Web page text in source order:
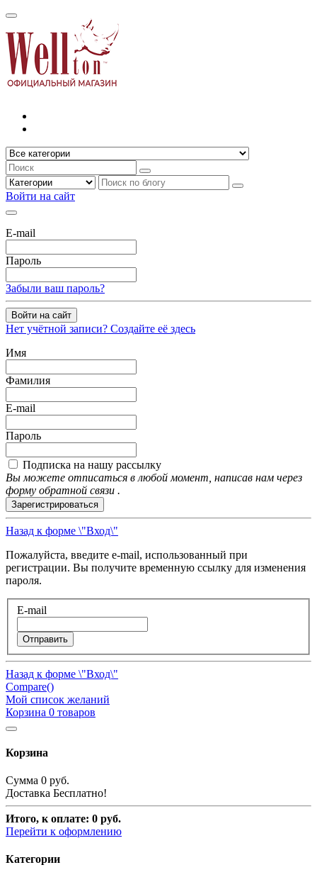
Войти на сайт
E-mail
Пароль
Забыли ваш пароль?
Войти на сайт
Нет учётной записи? Создайте её здесь
Имя
Фамилия
E-mail
Пароль
Подписка на нашу рассылку
Вы можете отписаться в любой момент, написав нам через
форму обратной связи .
Зарегистрироваться
Назад к форме \"Вход\"
Пожалуйста, введите e-mail, использованный при
регистрации. Вы получите временную ссылку для изменения
пароля.
E-mail
Отправить
Назад к форме \"Вход\"
Compare()
Мой список желаний
Корзина 0 товаров
Корзина
Сумма 0 руб.
Доставка Бесплатно!
Итого, к оплате: 0 руб.
Перейти к оформлению
Категории